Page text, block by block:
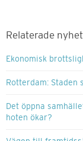
Relaterade
Ekonomisk
Rotterdam: Staden
Det öppna
hoten ökar?